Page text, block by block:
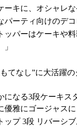
ーキに、オシャレ
パーティ向けのデ
ッパーはケーキや
てなし”に大活躍
になる3段ケーキス
優雅にゴージャス
ップ 3段 リバーシブ